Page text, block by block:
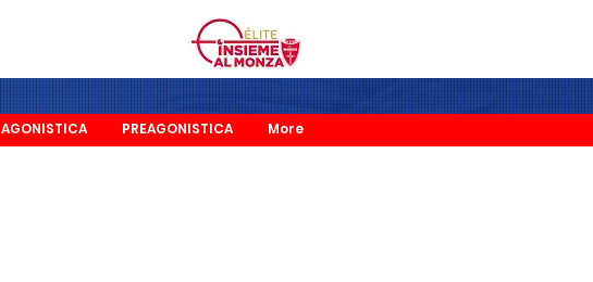
AGONISTICA PREAGONISTICA More